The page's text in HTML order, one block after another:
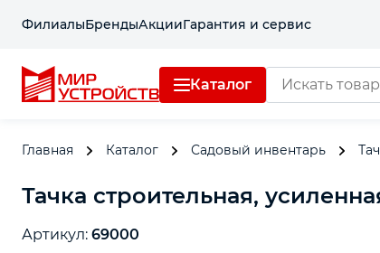
ФилиалыБрендыАкцииГарантия и сервис
Каталог
Главная Каталог Садовый инвентарь
Тачка строительная,
Артикул: 69000